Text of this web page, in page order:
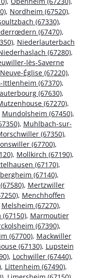
, Nordheim (67520),
(67330),
(67470),
, Niederlauterbach
(67280),
lès-Saverne
Neuve-Église (67220),
(67370),
(67630),
(67270),
Mundolsheim (67450),
, Muhlbach-sur-
(67350),
(67700),
, Mollkirch (67190),
(67170),
(67140),
, Mertzwiller
, Menchhoffen
Melsheim (67270),
, Marmoutier
(67390),
(67700), Mackwiller
(67130), Lupstein
, Lochwiller (67440),
, Littenheim (67490),